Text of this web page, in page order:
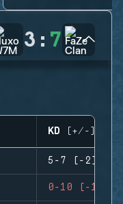
3 : 7
KD (+/-)
5-7 (-2)
0-10 (-10)